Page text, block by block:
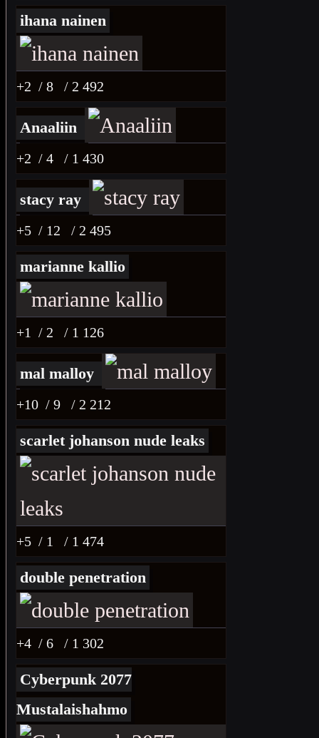
ihana nainen
+2 / 8 / 2 492
Anaaliin
+2 / 4 / 1 430
stacy ray
+5 / 12 / 2 495
marianne kallio
+1 / 2 / 1 126
mal malloy
+10 / 9 / 2 212
scarlet johanson nude leaks
+5 / 1 / 1 474
double penetration
+4 / 6 / 1 302
Cyberpunk 2077
Mustalaishahmo